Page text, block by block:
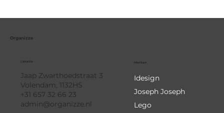
Organizze
Jaap Zwarthoedstraat 3
Volendam, 1132HS
+31 657 32 66 23
admin@organizze.nl
Lokatie Merken
Idesign
Joseph Joseph
Lego